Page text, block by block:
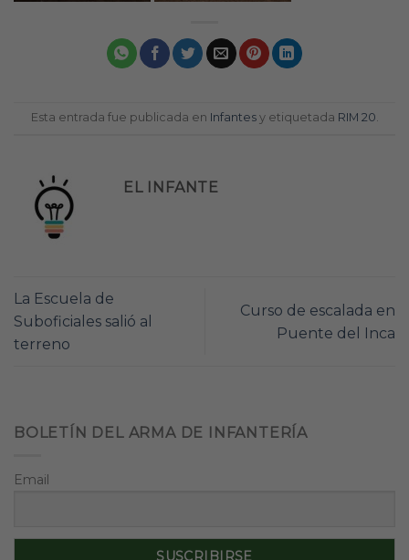
Esta entrada fue publicada en Infantesy etiquetada RIM 20.
EL INFANTE
La Escuela de
Suboficiales salió al
terreno
Curso de escalada en
Puente del Inca
BOLETÍN DEL ARMA DE INFANTERÍA
Email